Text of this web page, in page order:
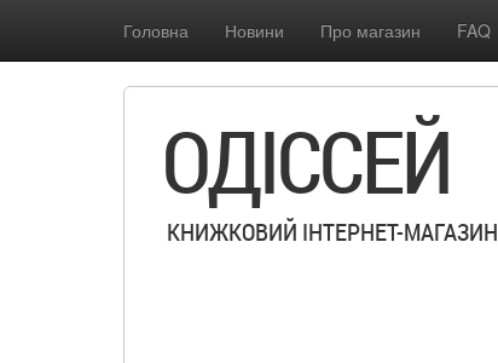
Головна Новини Про магазин FAQ
ОДІССЕЙ
КНИЖКОВИЙ ІНТЕРНЕТ-МАГАЗИН